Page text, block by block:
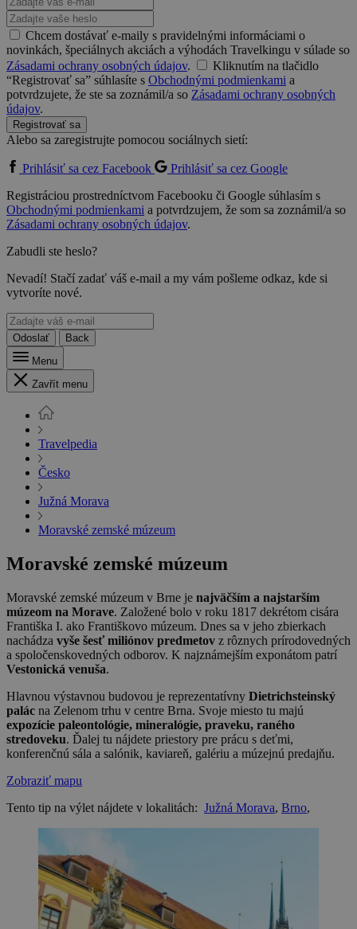
Chcem dostávať e-maily s pravidelnými informáciami o
novinkách, špeciálnych akciách a výhodách Travelkingu v súlade so
Zásadami ochrany osobných údajov.
Kliknutím na tlačidlo
“Registrovať sa” súhlasíte s Obchodnými podmienkami a
potvrdzujete, že ste sa zoznámil/a so Zásadami ochrany osobných
údajov.
Registrovať sa
Alebo sa zaregistrujte pomocou sociálnych sietí:
Prihlásiť sa cez Facebook
Prihlásiť sa cez Google
Registráciou prostredníctvom Facebooku či Google súhlasím s
Obchodnými podmienkami a potvrdzujem, že som sa zoznámil/a so
Zásadami ochrany osobných údajov.
Zabudli ste heslo?
Nevadí! Stačí zadať váš e-mail a my vám pošleme odkaz, kde si
vytvoríte nové.
Odoslať
Back
Menu
Zavřít menu
Travelpedia
Česko
Južná Morava
Moravské zemské múzeum
Moravské zemské múzeum
Moravské zemské múzeum v Brne je najväčším a najstarším
múzeom na Morave. Založené bolo v roku 1817 dekrétom cisára
Františka I. ako Františkovo múzeum. Dnes sa v jeho zbierkach
nachádza vyše šesť miliónov predmetov z rôznych prírodovedných
a spoločenskovedných odborov. K najznámejším exponátom patrí
Vestonická venuša.
Hlavnou výstavnou budovou je reprezentatívny Dietrichsteinský
palác na Zelenom trhu v centre Brna. Svoje miesto tu majú
expozície paleontológie, mineralógie, praveku, raného
stredoveku. Ďalej tu nájdete priestory pre prácu s deťmi,
konferenčnú sála a salónik, kaviareň, galériu a múzejnú predajňu.
Zobraziť mapu
Tento tip na výlet nájdete v lokalitách: Južná Morava, Brno,